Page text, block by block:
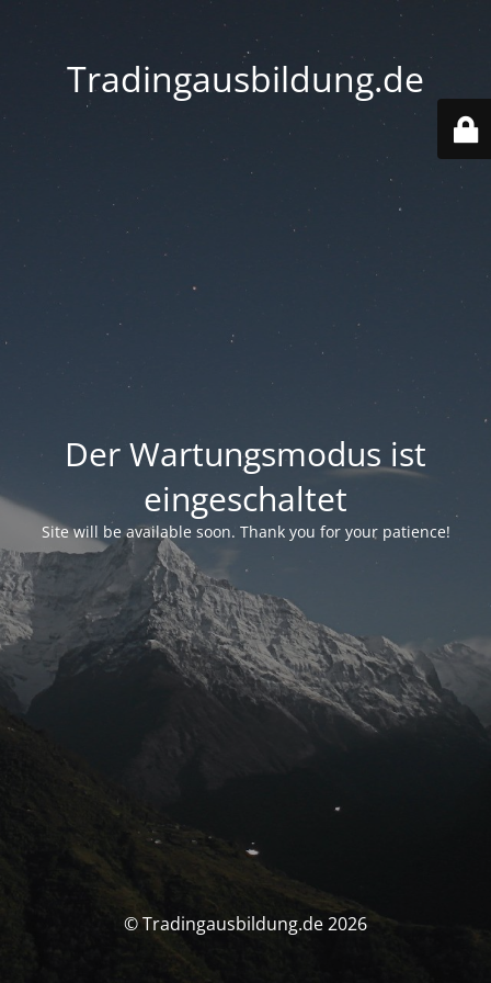
Tradingausbildung.de
Der Wartungsmodus ist
eingeschaltet
Site will be available soon. Thank you for your patience!
© Tradingausbildung.de 2026